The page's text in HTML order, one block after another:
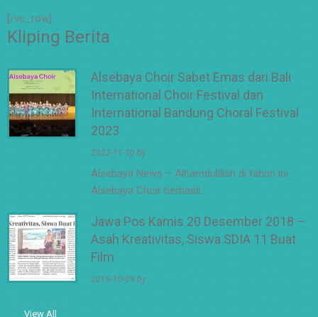
[/vc_row]
Kliping Berita
Alsebaya Choir Sabet Emas dari Bali
International Choir Festival dan
International Bandung Choral Festival
2023
2023-11-30 by
Alsebaya News – Alhamdulillah di tahun ini
Alsebaya Choir berhasil…
Jawa Pos Kamis 20 Desember 2018 –
Asah Kreativitas, Siswa SDIA 11 Buat
Film
2019-10-09 by
View All